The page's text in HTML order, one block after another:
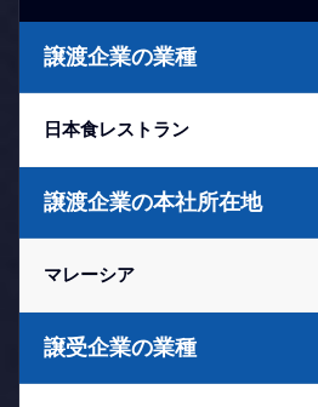
譲渡企業の業種
日本食レストラン
譲渡企業の本社所在地
マレーシア
譲受企業の業種